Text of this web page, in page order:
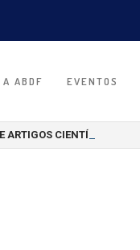
A ABDF EVENTOS
CIENTÍFICOS 2026